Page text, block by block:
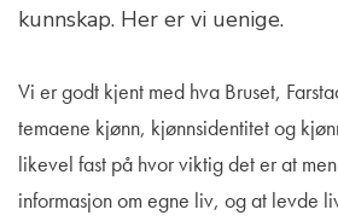
kunnskap. Her er vi uenige.
Vi er godt kjent med hva Bruset,
temaene kjønn, kjønnsidentitet og
likevel fast på hvor viktig det er at
informasjon om egne liv, og at levde